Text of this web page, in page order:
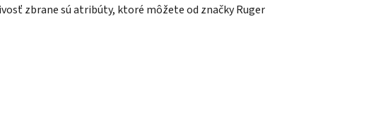
zbrane sú atribúty, ktoré môžete od značky Ruger